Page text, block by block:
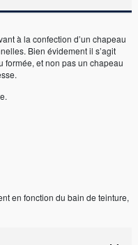
à la confection d’un chapeau
Bien évidement il s’agit
formée, et non pas un chapeau
en fonction du bain de teinture,